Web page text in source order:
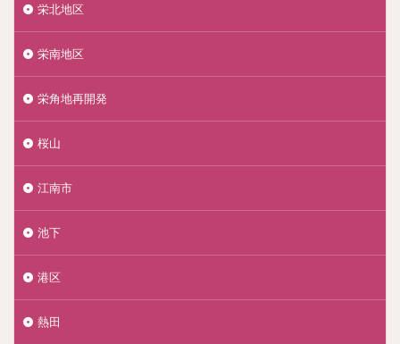
栄北地区
栄南地区
栄角地再開発
桜山
江南市
池下
港区
熱田